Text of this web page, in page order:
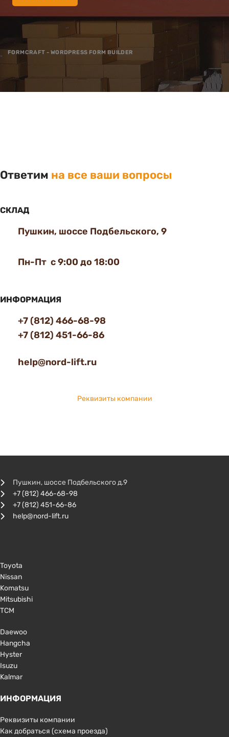
FORMCRAFT - WORDPRESS FORM BUILDER
Ответим на все ваши вопросы
СКЛАД
Пушкин, шоссе Подбельского, 9
Пн-Пт с 9:00 до 18:00
ИНФОРМАЦИЯ
+7 (812) 466-68-98
+7 (812) 451-66-86
help@nord-lift.ru
Реквизиты компании
Пушкин, шоссе Подбельского д.9
+7 (812) 466-68-98
+7 (812) 451-66-86
help@nord-lift.ru
Toyota
Nissan
Komatsu
Mitsubishi
TCM
Daewoo
Hangcha
Hyster
Isuzu
Kalmar
ИНФОРМАЦИЯ
Реквизиты компании
Как добраться (схема проезда)